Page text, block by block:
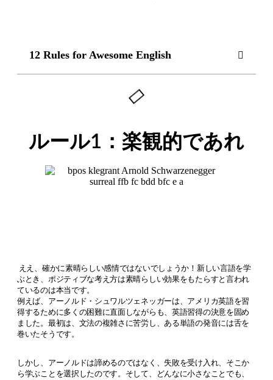
12 Rules for Awesome English
ルール1：楽観的であれ
ええ、確かに素晴らしい感情ではないでしょうか！新しい言語を学
ぶとき、ポジティブな考え方は素晴らしい効果をもたらすと言われ
ているのは本当です。
例えば、アーノルド・シュワルツェネッガーは、アメリカ英語を習
得するために多くの困難に直面しながらも、英語習得の決意を固め
ました。最初は、文法の複雑さに苦労し、ある単語の発音には舌を
巻いたそうです。
しかし、アーノルドは諦めるのではなく、失敗を受け入れ、そこか
ら学ぶことを選択したのです。そして、どんなに小さなことでも、